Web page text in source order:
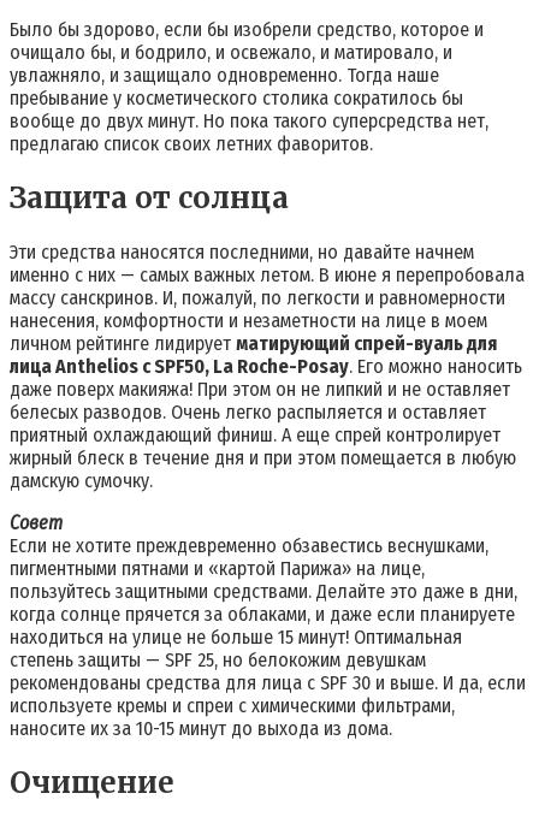
Было бы здорово, если бы изобрели средство, которое и
очищало бы, и бодрило, и освежало, и матировало, и
увлажняло, и защищало одновременно. Тогда наше
пребывание у косметического столика сократилось бы
вообще до двух минут. Но пока такого суперсредства нет,
предлагаю список своих летних фаворитов.
Защита от солнца
Эти средства наносятся последними, но давайте начнем
именно с них — самых важных летом. В июне я перепробовала
массу санскринов. И, пожалуй, по легкости и равномерности
нанесения, комфортности и незаметности на лице в моем
личном рейтинге лидирует матирующий спрей-вуаль для
лица Anthelios с SPF50, La Roche-Posay. Его можно наносить
даже поверх макияжа! При этом он не липкий и не оставляет
белесых разводов. Очень легко распыляется и оставляет
приятный охлаждающий финиш. А еще спрей контролирует
жирный блеск в течение дня и при этом помещается в любую
дамскую сумочку.
Совет
Если не хотите преждевременно обзавестись веснушками,
пигментными пятнами и «картой Парижа» на лице,
пользуйтесь защитными средствами. Делайте это даже в дни,
когда солнце прячется за облаками, и даже если планируете
находиться на улице не больше 15 минут! Оптимальная
степень защиты — SPF 25, но белокожим девушкам
рекомендованы средства для лица с SPF 30 и выше. И да, если
используете кремы и спреи с химическими фильтрами,
наносите их за 10-15 минут до выхода из дома.
Очищение